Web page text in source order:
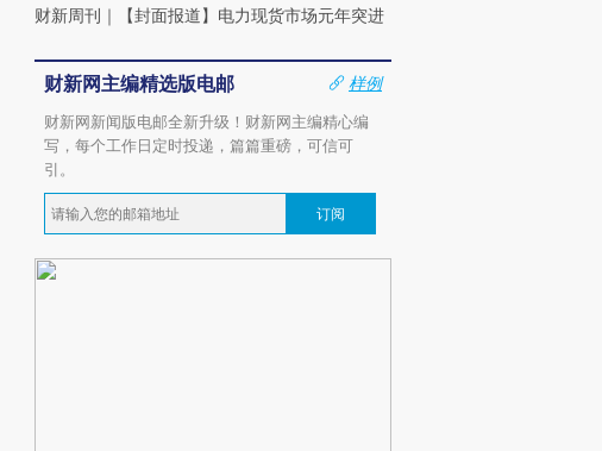
财新周刊 ｜ 【封面报道】电力现货市场元年突进
财新网主编精选版电邮
样例
财新网新闻版电邮全新升级！财新网主编精心编
写，每个工作日定时投递，篇篇重磅，可信可
引。
订阅